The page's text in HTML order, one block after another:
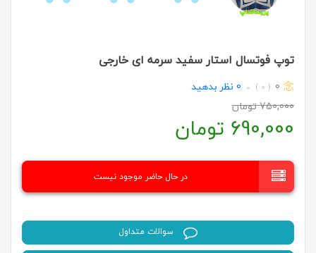
توپ فوتسال استار سفید سرمه ای خارجی
0
( 0 )
0 نظر بدهید
750,000تومان
690,000 تومان
در حال حاضر موجود نیست
سوالات متداول